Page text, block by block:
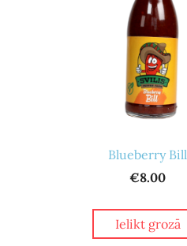
Blueberry Bill
€8.00
Ielikt grozā